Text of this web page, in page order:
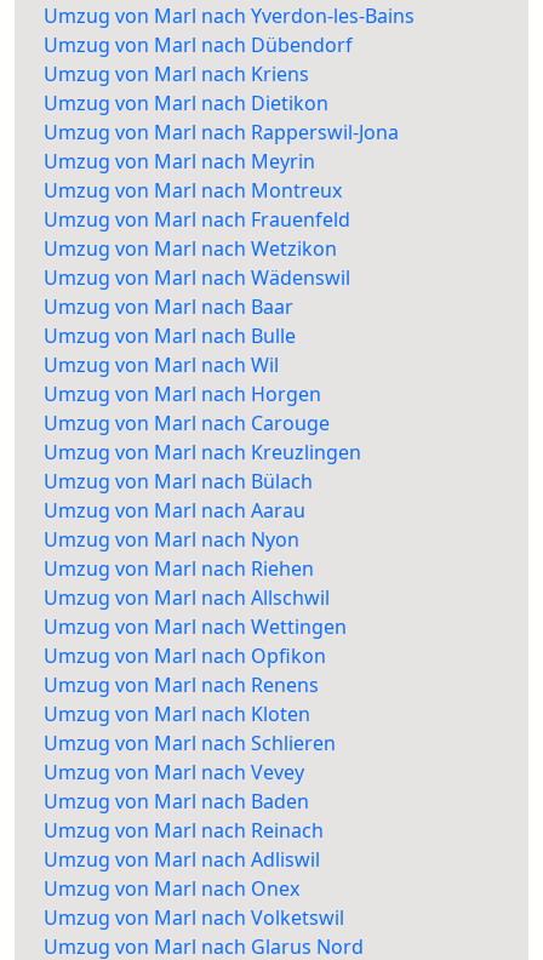
Umzug von Marl nach Yverdon-les-Bains
Umzug von Marl nach Dübendorf
Umzug von Marl nach Kriens
Umzug von Marl nach Dietikon
Umzug von Marl nach Rapperswil-Jona
Umzug von Marl nach Meyrin
Umzug von Marl nach Montreux
Umzug von Marl nach Frauenfeld
Umzug von Marl nach Wetzikon
Umzug von Marl nach Wädenswil
Umzug von Marl nach Baar
Umzug von Marl nach Bulle
Umzug von Marl nach Wil
Umzug von Marl nach Horgen
Umzug von Marl nach Carouge
Umzug von Marl nach Kreuzlingen
Umzug von Marl nach Bülach
Umzug von Marl nach Aarau
Umzug von Marl nach Nyon
Umzug von Marl nach Riehen
Umzug von Marl nach Allschwil
Umzug von Marl nach Wettingen
Umzug von Marl nach Opfikon
Umzug von Marl nach Renens
Umzug von Marl nach Kloten
Umzug von Marl nach Schlieren
Umzug von Marl nach Vevey
Umzug von Marl nach Baden
Umzug von Marl nach Reinach
Umzug von Marl nach Adliswil
Umzug von Marl nach Onex
Umzug von Marl nach Volketswil
Umzug von Marl nach Glarus Nord